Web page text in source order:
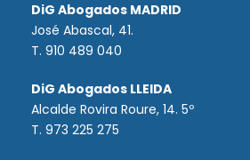
DiG Abogados MADRID
José Abascal, 41.
T. 910 489 040
DiG Abogados LLEIDA
Alcalde Rovira Roure, 14. 5º
T. 973 225 275